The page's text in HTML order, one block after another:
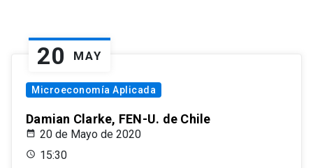
20 MAY
Microeconomía Aplicada
Damian Clarke, FEN-U. de Chile
20 de Mayo de 2020
15:30